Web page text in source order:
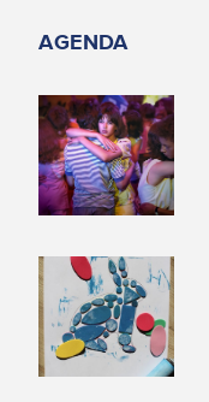
AGENDA